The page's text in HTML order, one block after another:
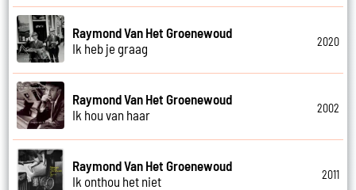
Raymond Van Het Groenewoud
Ik heb je graag
2020
Raymond Van Het Groenewoud
Ik hou van haar
2002
Raymond Van Het Groenewoud
Ik onthou het niet
2011